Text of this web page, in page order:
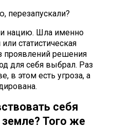
перезапускали?
нацию. Шла именно
статистическая
проявлений решения
для себя выбрал. Раз
в этом есть угроза, а
себя
Того же